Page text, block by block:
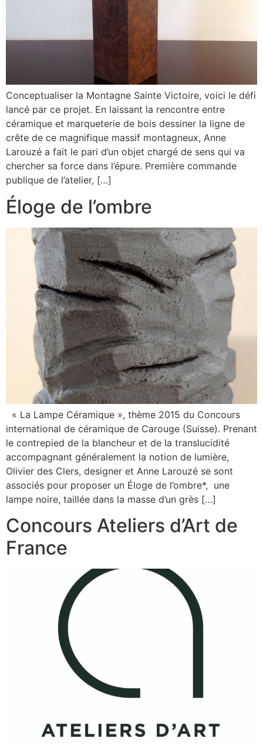
Conceptualiser la Montagne Sainte Victoire, voici le défi
lancé par ce projet. En laissant la rencontre entre
céramique et marqueterie de bois dessiner la ligne de
crête de ce magnifique massif montagneux, Anne
Larouzé a fait le pari d’un objet chargé de sens qui va
chercher sa force dans l’épure. Première commande
publique de l’atelier, […]
Éloge de l’ombre
« La Lampe Céramique », thème 2015 du Concours
international de céramique de Carouge (Suisse). Prenant
le contrepied de la blancheur et de la translucidité
accompagnant généralement la notion de lumière,
Olivier des Clers, designer et Anne Larouzé se sont
associés pour proposer un Éloge de l’ombre*, une
lampe noire, taillée dans la masse d’un grès […]
Concours Ateliers d’Art de
France